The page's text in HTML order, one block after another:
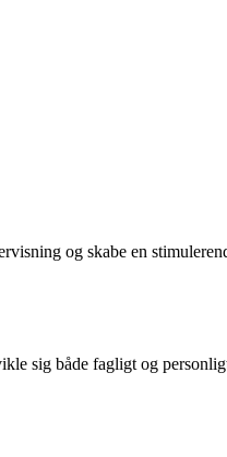
og skabe en
sig både fagligt og